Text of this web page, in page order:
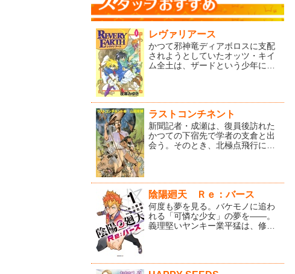
レヴァリアース
かつて邪神竜ディアボロスに支配
されようとしていたオッツ・キイ
ム全土は、ザードという少年によ
て兄・ザードの仇を討つべく、ウ
リックは旅にでた。王子と名乗る
少年シオンと妖精レムとともに、
兄が歩んだ道こそが、ディアボロ
スのもとにつく道だと信じて――
夜麻みゆきが織り成す冒険紀譚レ
ラストコンチネント
新聞記者・成瀬は、復員後訪れた
かつての下宿先で学者の支倉と出
会う。そのとき、北極点飛行に旅
もに現場へと向かった。謎めいた
事件を調べ始める成瀬。一方、支
倉の不在中に訪ねてきた桐野が野
犬らしきものに襲われ殺された。
しかし支倉は桐野に面影はな
く……!?
陰陽廻天 Ｒｅ：バース
何度も夢を見る。バケモノに追わ
れる「可憐な少女」の夢を――。
義理堅いヤンキー業平猛は、修学
先、事故に遭ってしまい！？目を